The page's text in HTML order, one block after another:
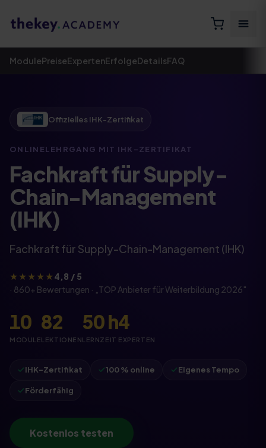
ModulePreiseExpertenErfolgeDetailsFAQ
Offizielles IHK-Zertifikat
ONLINELEHRGANG MIT IHK-ZERTIFIKAT​
Fachkraft für Supply-
Chain-Management
(IHK)
Fachkraft für Supply-Chain-Management (IHK)
★★★★★4,8 / 5
· 860+ Bewertungen · „ TOP Anbieter für Weiterbildung 2026"
10
MODULE
82
LEKTIONEN
50h
LERNZEIT
4
EXPERTEN
IHK-Zertifikat 100 % online Eigenes Tempo
Förderfähig
Kostenlos testen